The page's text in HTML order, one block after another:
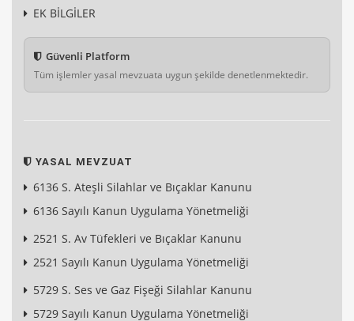
EK BİLGİLER
Güvenli Platform
Tüm işlemler yasal mevzuata uygun şekilde denetlenmektedir.
YASAL MEVZUAT
6136 S. Ateşli Silahlar ve Bıçaklar Kanunu
6136 Sayılı Kanun Uygulama Yönetmeliği
2521 S. Av Tüfekleri ve Bıçaklar Kanunu
2521 Sayılı Kanun Uygulama Yönetmeliği
5729 S. Ses ve Gaz Fişeği Silahlar Kanunu
5729 Sayılı Kanun Uygulama Yönetmeliği